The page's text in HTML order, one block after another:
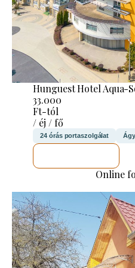
Hunguest Hotel Aqua-
33.000
Ft-tól
/ éj / fő
24 órás portaszolgálat
Online